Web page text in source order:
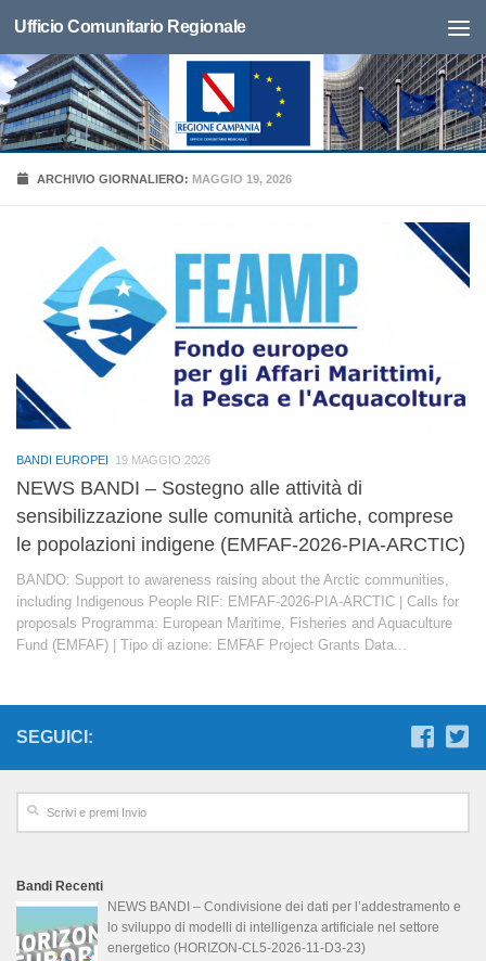
Ufficio Comunitario Regionale
ARCHIVIO GIORNALIERO: MAGGIO 19, 2026
BANDI EUROPEI 19 MAGGIO 2026
NEWS BANDI – Sostegno alle attività di
sensibilizzazione sulle comunità artiche, comprese
le popolazioni indigene (EMFAF-2026-PIA-ARCTIC)
BANDO: Support to awareness raising about the Arctic communities,
including Indigenous People RIF: EMFAF-2026-PIA-ARCTIC | Calls for
proposals Programma: European Maritime, Fisheries and Aquaculture
Fund (EMFAF) | Tipo di azione: EMFAF Project Grants Data...
SEGUICI:
Bandi Recenti
NEWS BANDI – Condivisione dei dati per l’addestramento e
lo sviluppo di modelli di intelligenza artificiale nel settore
energetico (HORIZON-CL5-2026-11-D3-23)